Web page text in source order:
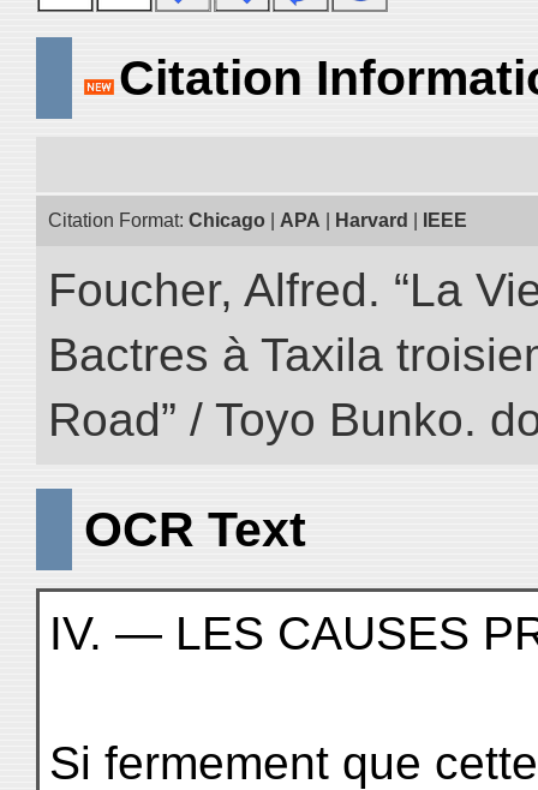
Citation
Citation Format: Chicago APA Harvard IEEE
Foucher, Alfred. “La
Bactres à Taxila
Road” / Toyo Bunko.
OCR Text
IV. — LES CAUSES
Si fermement que